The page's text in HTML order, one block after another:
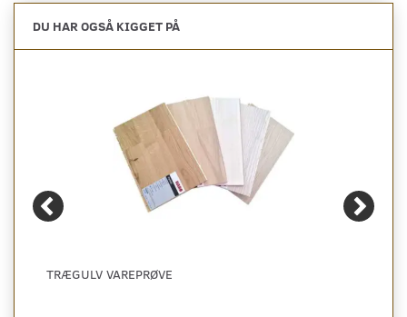
DU HAR OGSÅ KIGGET PÅ
TRÆGULV VAREPRØVE